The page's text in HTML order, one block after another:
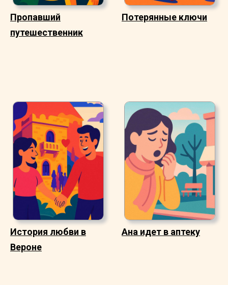
Пропавший
путешественник
Потерянные ключи
История любви в
Вероне
Ана идет в аптеку